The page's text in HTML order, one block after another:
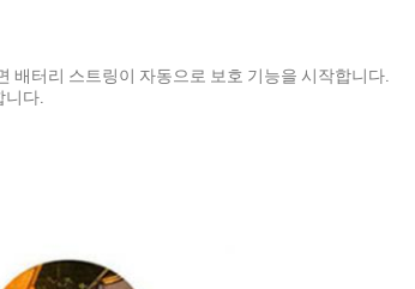
터리 스트링이 자동으로 보호 기능을 시작합니다.
다.